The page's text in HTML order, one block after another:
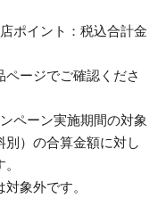
ポイント：税込合計金
ージでご確認くださ
ペーン実施期間の対象
）の合算金額に対し
象外です。